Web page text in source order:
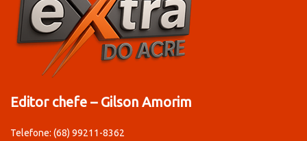
Editor chefe – Gilson Amorim
Telefone: (68) 99211-8362